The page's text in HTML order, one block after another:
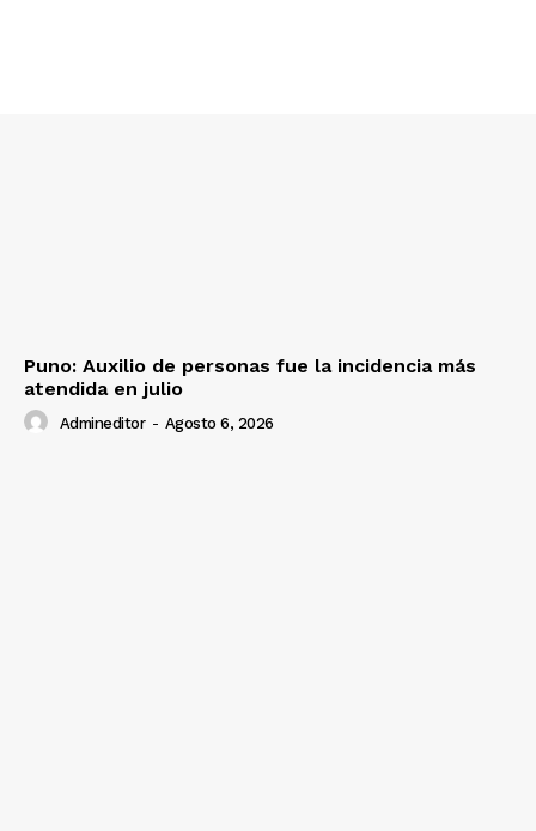
Puno: Auxilio de personas fue la incidencia más
atendida en julio
Admineditor - Agosto 6, 2026